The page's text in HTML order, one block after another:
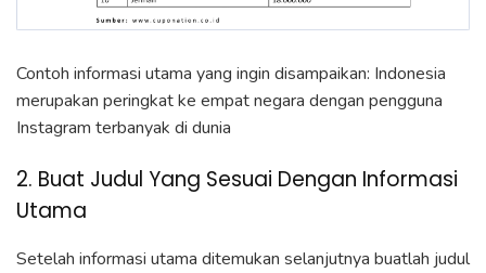
Contoh informasi utama yang ingin disampaikan: Indonesia
merupakan peringkat ke empat negara dengan pengguna
Instagram terbanyak di dunia
2. Buat Judul Yang Sesuai Dengan Informasi
Utama
Setelah informasi utama ditemukan selanjutnya buatlah judul